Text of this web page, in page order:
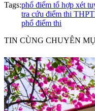
Tags:phổ điểm tổ hợp xét
tra cứu điểm thi THPT
phổ điểm thi
TIN CÙNG CHUYÊN